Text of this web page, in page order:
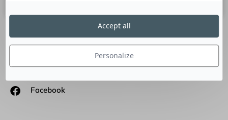
SUIVEZ-NOUS
Linkedin
Facebook
Personalize
Accept all